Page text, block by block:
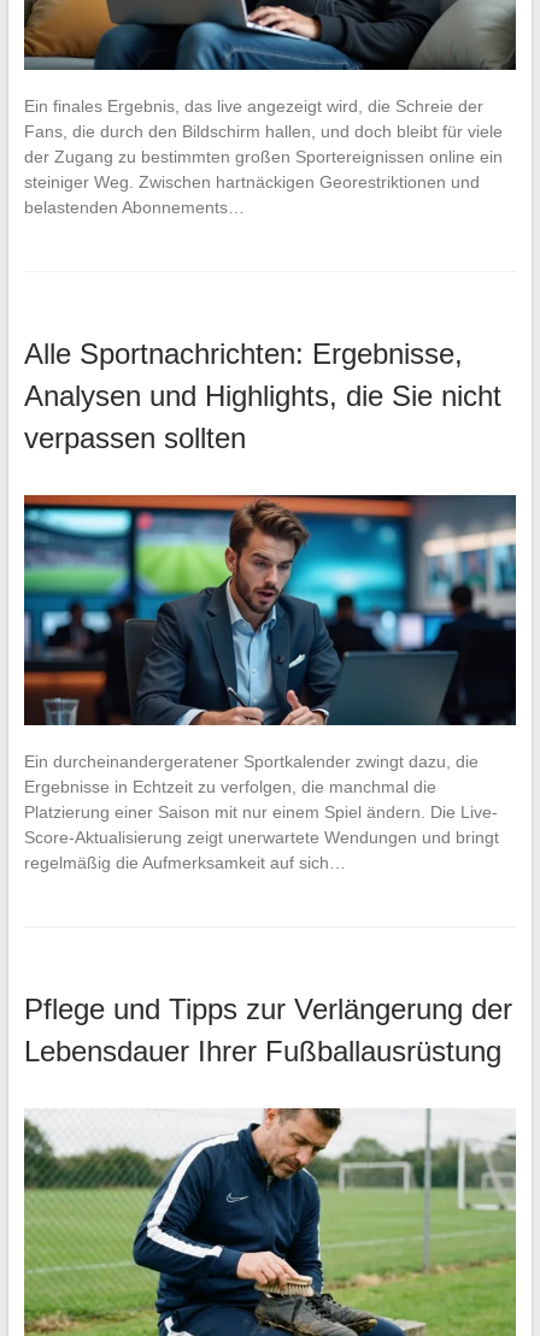
Ein finales Ergebnis, das live angezeigt wird, die Schreie der
Fans, die durch den Bildschirm hallen, und doch bleibt für viele
der Zugang zu bestimmten großen Sportereignissen online ein
steiniger Weg. Zwischen hartnäckigen Georestriktionen und
belastenden Abonnements…
Alle Sportnachrichten: Ergebnisse,
Analysen und Highlights, die Sie nicht
verpassen sollten
Ein durcheinandergeratener Sportkalender zwingt dazu, die
Ergebnisse in Echtzeit zu verfolgen, die manchmal die
Platzierung einer Saison mit nur einem Spiel ändern. Die Live-
Score-Aktualisierung zeigt unerwartete Wendungen und bringt
regelmäßig die Aufmerksamkeit auf sich…
Pflege und Tipps zur Verlängerung der
Lebensdauer Ihrer Fußballausrüstung